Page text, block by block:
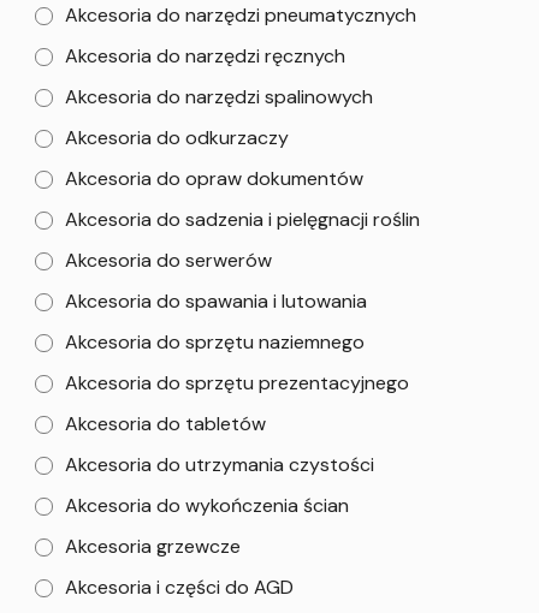
Akcesoria do narzędzi pneumatycznych
Akcesoria do narzędzi ręcznych
Akcesoria do narzędzi spalinowych
Akcesoria do odkurzaczy
Akcesoria do opraw dokumentów
Akcesoria do sadzenia i pielęgnacji roślin
Akcesoria do serwerów
Akcesoria do spawania i lutowania
Akcesoria do sprzętu naziemnego
Akcesoria do sprzętu prezentacyjnego
Akcesoria do tabletów
Akcesoria do utrzymania czystości
Akcesoria do wykończenia ścian
Akcesoria grzewcze
Akcesoria i części do AGD